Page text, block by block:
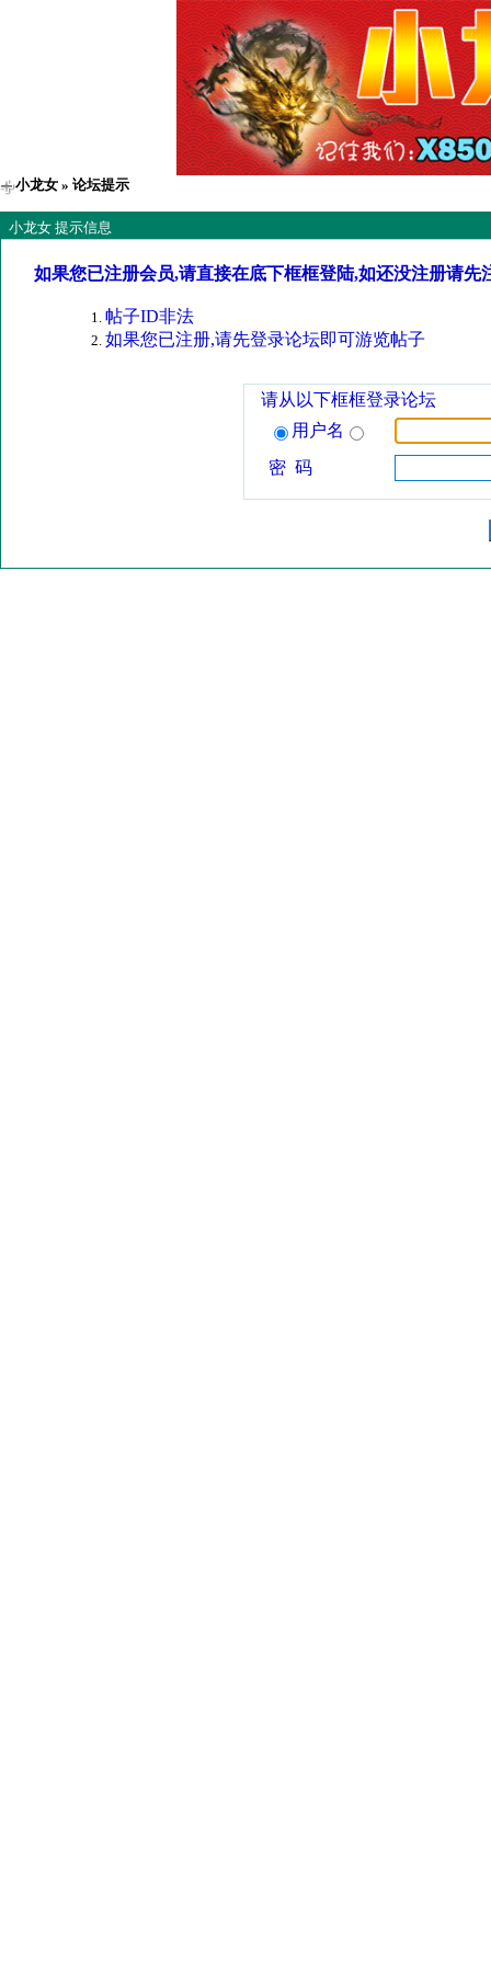
小龙女 » 论坛提示
小龙女 提示信息
如果您已注册会员,请直接在底下框框登陆,如还没注册请先
帖子ID非法
如果您已注册,请先登录论坛即可游览帖子
请从以下框框登录论坛
用户名
密 码